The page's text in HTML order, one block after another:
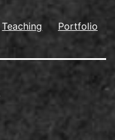
Teaching Portfolio